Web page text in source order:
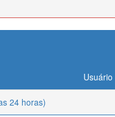
24 horas)